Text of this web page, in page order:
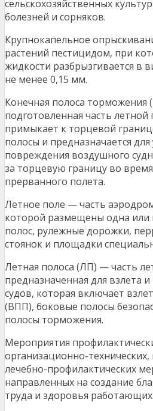
сельскохозяйственных
болезней и сорняков.
Крупнокапельное
растений пестицидом, при
жидкости разбрызгивается в
не менее 0,15 мм.
Конечная полоса торможения
подготовленная часть летной
примыкает к торцевой
полосы и предназначается
повреждения воздушного
за торцевую границу во
прерванного полета.
Летное поле — часть
которой размещены одна или
полос, рулежные дорожки,
стоянок и площадки
Летная полоса (ЛП) — часть
предназначенная для взлета
судов, которая включает
(ВПП), боковые полосы
полосы торможения.
Мероприятия
организационно-технических,
лечебно-профилактических
направленных на создание
труда и здоровья работающих.